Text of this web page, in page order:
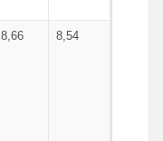
8,66 8,54